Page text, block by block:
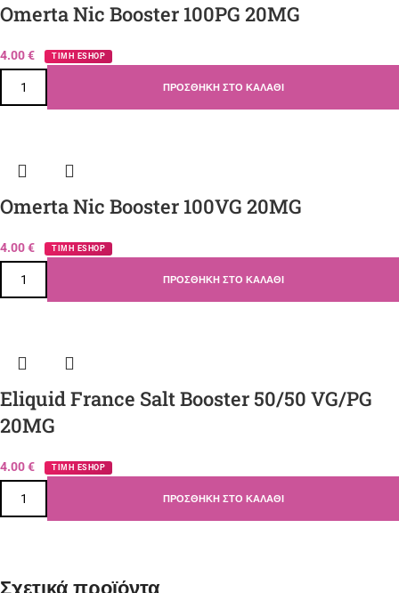
Omerta Nic Booster 100PG 20MG
4.00€ ΤΙΜΗ ESHOP
ΠΡΟΣΘΉΚΗ ΣΤΟ ΚΑΛΆΘΙ
Omerta Nic Booster 100VG 20MG
4.00€ ΤΙΜΗ ESHOP
ΠΡΟΣΘΉΚΗ ΣΤΟ ΚΑΛΆΘΙ
Eliquid France Salt Booster 50/50 VG/PG
20MG
4.00€ ΤΙΜΗ ESHOP
ΠΡΟΣΘΉΚΗ ΣΤΟ ΚΑΛΆΘΙ
Σχετικά προϊόντα